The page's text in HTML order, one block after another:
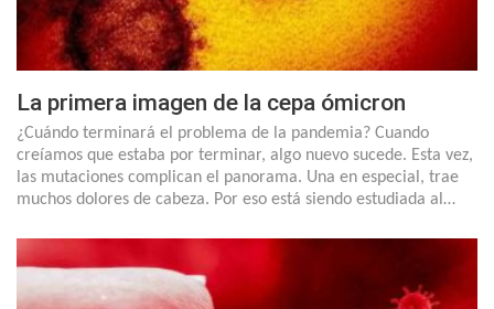
La primera imagen de la cepa ómicron
¿Cuándo terminará el problema de la pandemia? Cuando
creíamos que estaba por terminar, algo nuevo sucede. Esta vez,
las mutaciones complican el panorama. Una en especial, trae
muchos dolores de cabeza. Por eso está siendo estudiada al…